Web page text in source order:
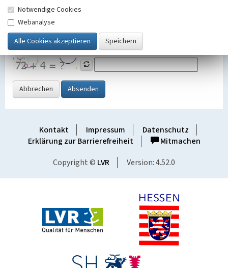
SicherheitsabfrageTragen Sie unten das Rechenergebnis aus der
Grafik ein
Abbrechen Absenden
Kontakt Impressum
Datenschutz
Erklärung zur Barrierefreiheit
Mitmachen
Copyright © LVR Version: 4.52.0
Notwendige Cookies
Webanalyse